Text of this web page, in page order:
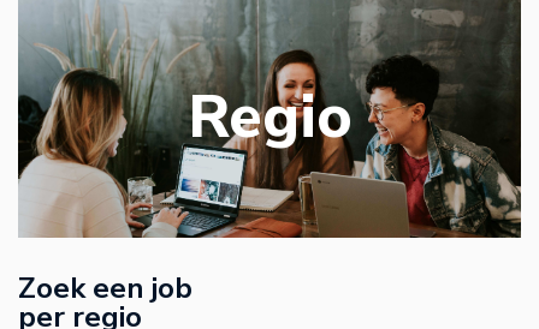
Regio
Zoek een job
per regio